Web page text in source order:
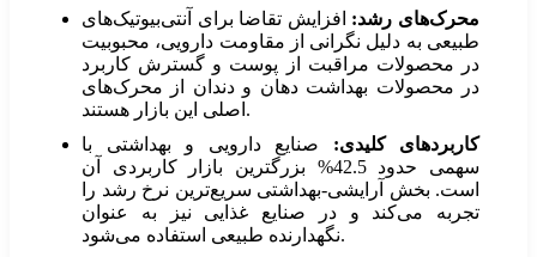
محرک‌های رشد: افزایش تقاضا برای آنتی‌بیوتیک‌های
طبیعی به دلیل نگرانی از مقاومت دارویی، محبوبیت
در محصولات مراقبت از پوست و گسترش کاربرد
در محصولات بهداشت دهان و دندان از محرک‌های
اصلی این بازار هستند.
کاربردهای کلیدی: صنایع دارویی و بهداشتی با
سهمی حدود 42.5% بزرگترین بازار کاربردی آن
است. بخش آرایشی-بهداشتی سریع‌ترین نرخ رشد را
تجربه می‌کند و در صنایع غذایی نیز به عنوان
نگهدارنده طبیعی استفاده می‌شود.